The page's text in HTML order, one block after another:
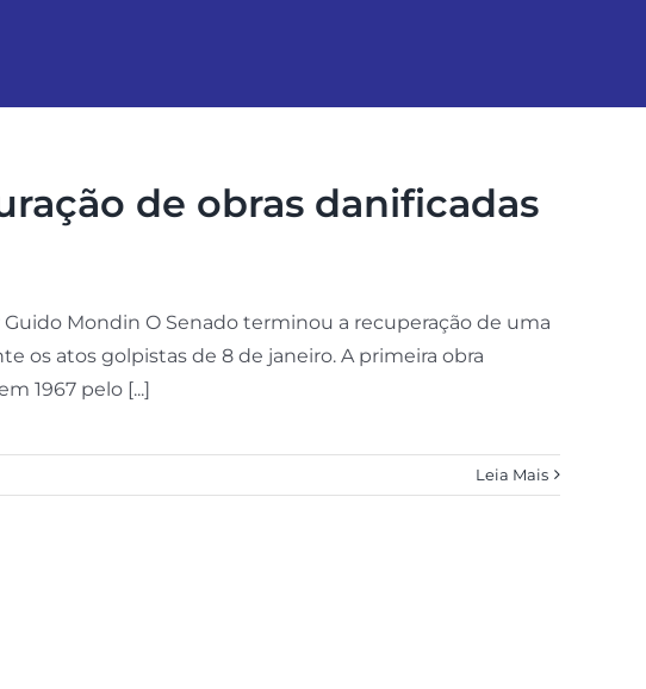
de obras danificadas
Mondin O Senado terminou a recuperação de uma
os atos golpistas de 8 de janeiro. A primeira obra
1967 pelo [...]
Leia Mais